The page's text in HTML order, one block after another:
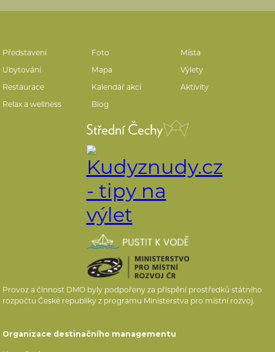
Představení Foto
Místa
Ubytování
Mapa
Výlety
Restaurace
Kalendář akcí
Aktivity
Relax a wellness
Blog
Provoz a činnost DMO byly podpořeny za přispění prostředků státního
rozpočtu České republiky z programu Ministerstva pro místní rozvoj.
Organizace destinačního managementu